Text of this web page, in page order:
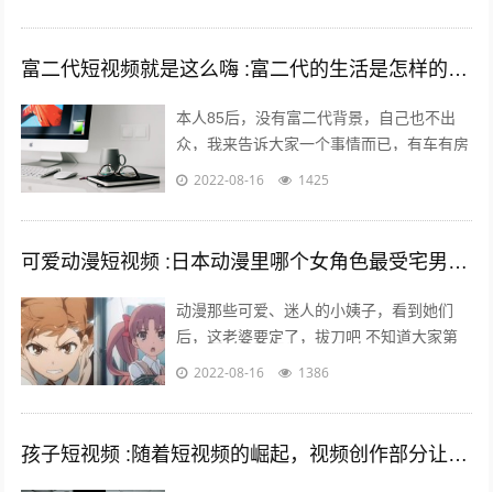
富二代短视频就是这么嗨 :富二代的生活是怎样的，和身边的朋友差距大吗？
本人85后，没有富二代背景，自己也不出
众，我来告诉大家一个事情而已，有车有房
其实不难，你努力一样可以拥有，不过家里
2022-08-16 1425
可爱动漫短视频 :日本动漫里哪个女角色最受宅男们的喜爱欢迎？
动漫那些可爱、迷人的小姨子，看到她们
后，这老婆要定了，拔刀吧 不知道大家第
一次接触动漫是什么时候，绝大多数的老漫
吧...
2022-08-16 1386
孩子短视频 :随着短视频的崛起，视频创作部分让儿童入境，这对孩子是否有利？